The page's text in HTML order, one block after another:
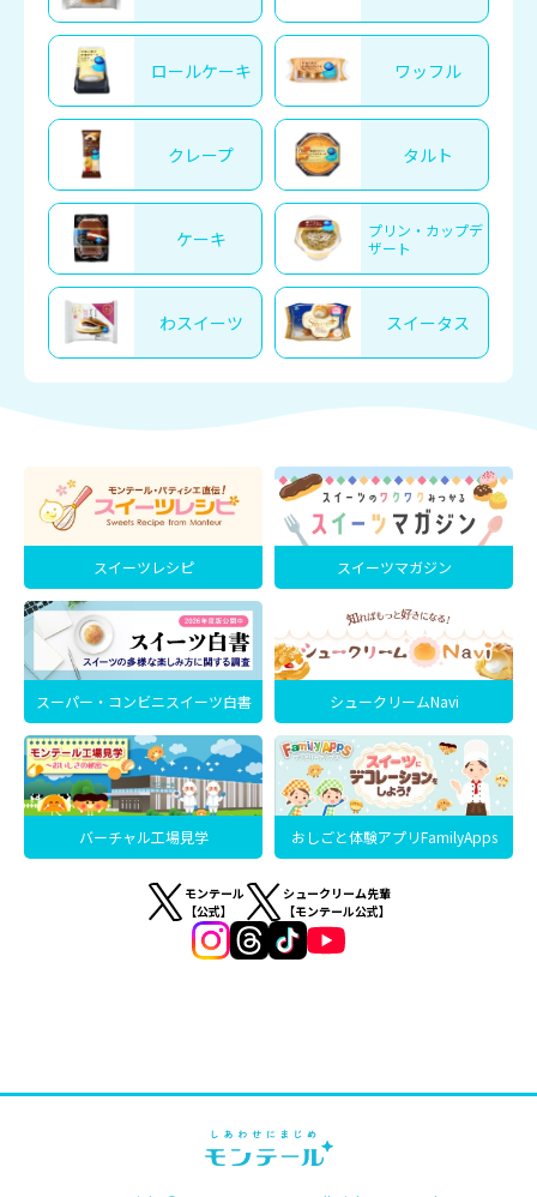
ロールケーキ ワッフル
クレープ タルト
ケーキ
プリン・カップデ
ザート
わスイーツ スイータス
スイーツレシピ スイーツマガジン
スーパー・コンビニスイーツ白書 シュークリームNavi
バーチャル工場見学 おしごと体験アプリFamilyApps
モンテール
【公式】
シュークリーム先輩
【モンテール公式】